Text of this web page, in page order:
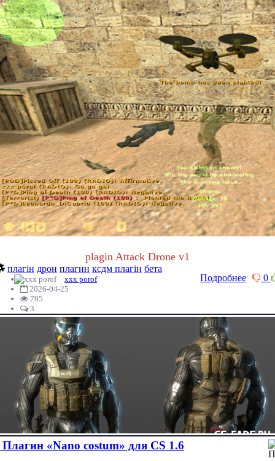
plagin Attack Drone v1
плагін дрон плагин ксдм плагін бета
0
Подробнее
xxx porof
2026-04-25
795
3
Плагин «Nano costum» для CS 1.6